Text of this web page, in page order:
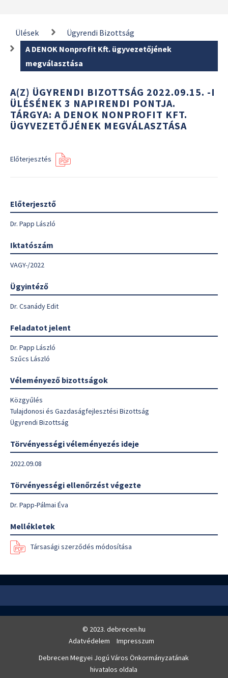
Ülések
Ügyrendi Bizottság
A DENOK Nonprofit Kft. ügyvezetőjének
megválasztása
A(Z) ÜGYRENDI BIZOTTSÁG 2022.09.15. -I
ÜLÉSÉNEK 3 NAPIRENDI PONTJA.
TÁRGYA: A DENOK NONPROFIT KFT.
ÜGYVEZETŐJÉNEK MEGVÁLASZTÁSA
Előterjesztés
Előterjesztő
Dr. Papp László
Iktatószám
VAGY-/2022
Ügyintéző
Dr. Csanády Edit
Feladatot jelent
Dr. Papp László
Szűcs László
Véleményező bizottságok
Közgyűlés
Tulajdonosi és Gazdaságfejlesztési Bizottság
Ügyrendi Bizottság
Törvényességi véleményezés ideje
2022.09.08
Törvényességi ellenőrzést végezte
Dr. Papp-Pálmai Éva
Mellékletek
Társasági szerződés módosítása
© 2023. debrecen.hu
Adatvédelem
Impresszum
Debrecen Megyei Jogú Város Önkormányzatának
hivatalos oldala